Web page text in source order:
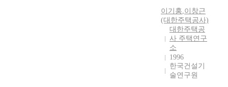
이기홍,이창근
(대한주택공사)
대한주택공
사 주택연구
소
1996
한국건설기
술연구원